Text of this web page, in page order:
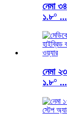
নেমা
১.৮° ...
নেমা
১.৮° ...